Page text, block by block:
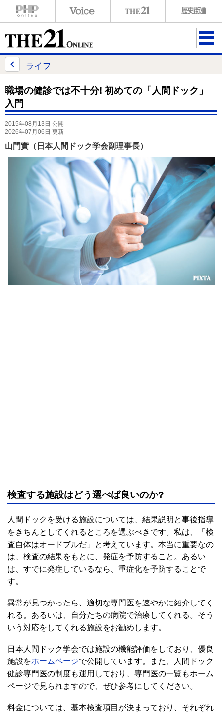
ME
ライフ
職場の健診では不十分! 初めての「人間ドック」
入門
2015年08月13日 公開
2026年07月06日 更新
山門實（日本人間ドック学会副理事長）
検査する施設はどう選べば良いのか?
人間ドックを受ける施設については、結果説明と事後指導
をきちんとしてくれるところを選ぶべきです。私は、「検
査自体はオードブルだ」と考えています。本当に重要なの
は、検査の結果をもとに、発症を予防すること。あるい
は、すでに発症しているなら、重症化を予防することで
す。
異常が見つかったら、適切な専門医を速やかに紹介してく
れる。あるいは、自分たちの病院で治療してくれる。そう
いう対応をしてくれる施設をお勧めします。
日本人間ドック学会では施設の機能評価をしており、優良
施設をホームページで公開しています。また、人間ドック
健診専門医の制度も運用しており、専門医の一覧もホーム
ページで見られますので、ぜひ参考にしてください。
料金については、基本検査項目が決まっており、それぞれ